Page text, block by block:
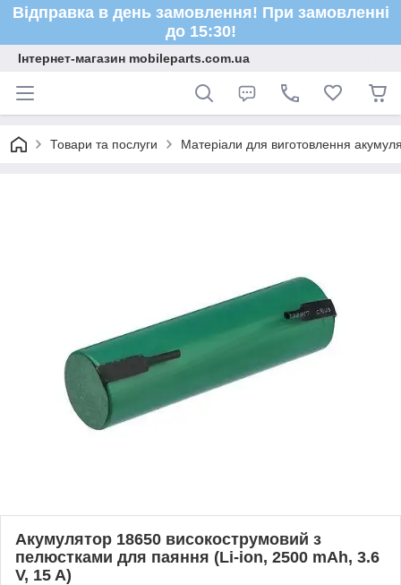
Відправка в день замовлення! При замовленні
до 15:30!
Інтернет-магазин mobileparts.com.ua
Товари та послуги Матеріали для виготовлення
Акумулятор 18650 високострумовий з
пелюстками для паяння (Li-ion, 2500 mAh, 3.6
V, 15 A)